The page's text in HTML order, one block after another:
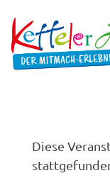
DER
Diese